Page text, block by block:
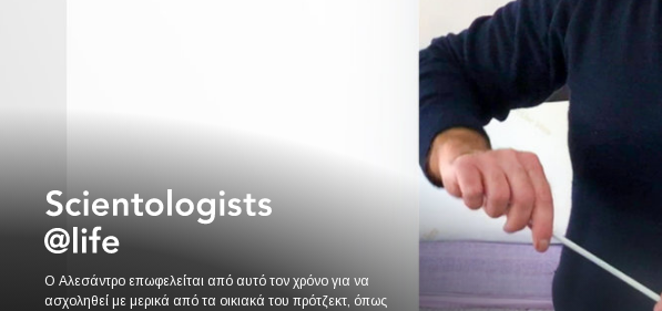
Ο Αλεσάντρο επωφελείται από αυτό τον χρόνο για να
ασχοληθεί με μερικά από τα οικιακά του πρότζεκτ, όπως